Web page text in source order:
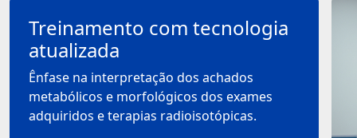
Treinamento com tecnologia
atualizada
Ênfase na interpretação dos achados
metabólicos e morfológicos dos exames
adquiridos e terapias radioisotópicas.